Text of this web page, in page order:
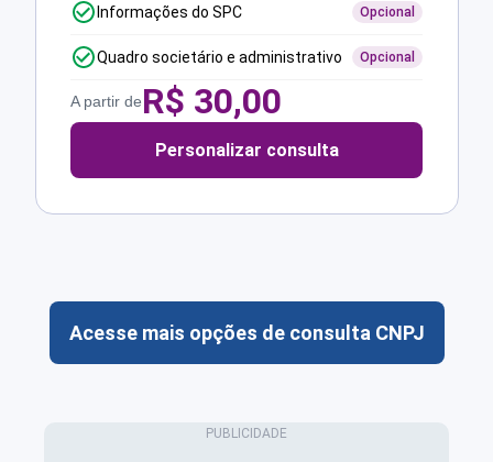
Informações do SPC Opcional
Quadro societário e administrativo Opcional
A partir deR$ 30,00
Personalizar consulta
Acesse mais opções de consulta CNPJ